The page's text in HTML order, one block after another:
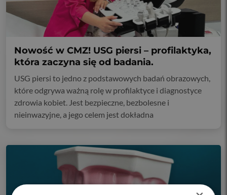
Nowość w CMZ! USG piersi – profilaktyka,
która zaczyna się od badania.
USG piersi to jedno z podstawowych badań obrazowych,
które odgrywa ważną rolę w profilaktyce i diagnostyce
zdrowia kobiet. Jest bezpieczne, bezbolesne i
nieinwazyjne, a jego celem jest dokładna